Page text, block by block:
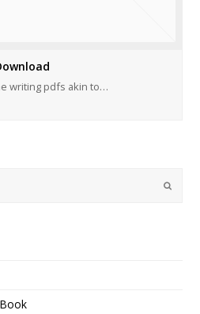
writing pdfs akin to…
Submit